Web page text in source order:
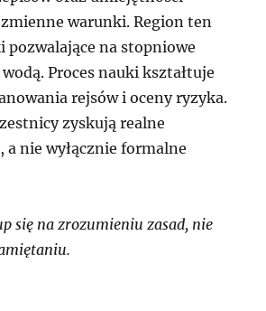
warunki. Region ten
pozwalające na stopniowe
Proces nauki kształtuje
rejsów i oceny ryzyka.
zyskują realne
nie wyłącznie formalne
się na zrozumieniu zasad, nie